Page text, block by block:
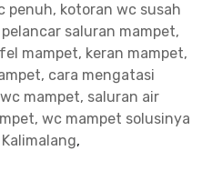
penuh, kotoran wc susah
pelancar saluran mampet,
mampet, keran mampet,
cara mengatasi
mampet, saluran air
wc mampet solusinya
,